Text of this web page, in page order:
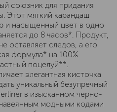
союзник для придания
Этот мягкий карандаш
и насыщенный цвет в одно
до 8 часов*. Продукт,
оставляет следов, а его
формула* на 100%
поцелуй**.
элегантная кисточка
уникальный безупречный
в изысканном черно-
модными кодами